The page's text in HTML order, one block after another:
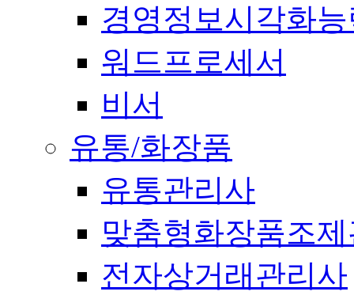
경영정보시각화
워드프로세서
비서
유통/화장품
유통관리사
맞춤형화장품조
전자상거래관리사